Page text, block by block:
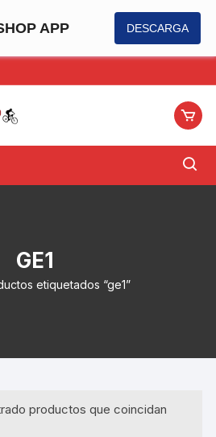
APP DESCARGA
GE1
etiquetados “ge1”
productos que coincidan